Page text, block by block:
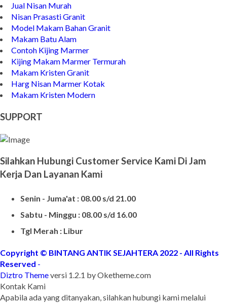
Jual Nisan Murah
Nisan Prasasti Granit
Model Makam Bahan Granit
Makam Batu Alam
Contoh Kijing Marmer
Kijing Makam Marmer Termurah
Makam Kristen Granit
Harg Nisan Marmer Kotak
Makam Kristen Modern
SUPPORT
Silahkan Hubungi Customer Service Kami Di Jam
Kerja Dan Layanan Kami
Senin - Juma'at : 08.00 s/d 21.00
Sabtu - Minggu : 08.00 s/d 16.00
Tgl Merah : Libur
Copyright © BINTANG ANTIK SEJAHTERA 2022 - All Rights
Reserved -
Diztro Themeversi 1.2.1 by Oketheme.com
Kontak Kami
Apabila ada yang ditanyakan, silahkan hubungi kami melalui